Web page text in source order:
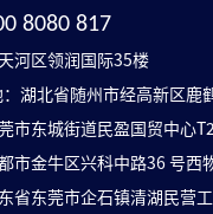
8080 817
河区领润国际35楼
湖北省随州市经高新区鹿
市东城街道民盈国贸中心
市金牛区兴科中路36 号西
省东莞市企石镇清湖民营